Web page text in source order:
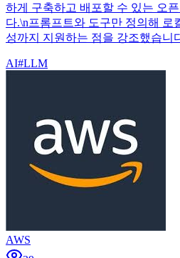
하게 구축하고 배포할 수 있는 오
다.\n프롬프트와 도구만 정의해 로
성까지 지원하는 점을 강조했습니
AI#LLM
AWS